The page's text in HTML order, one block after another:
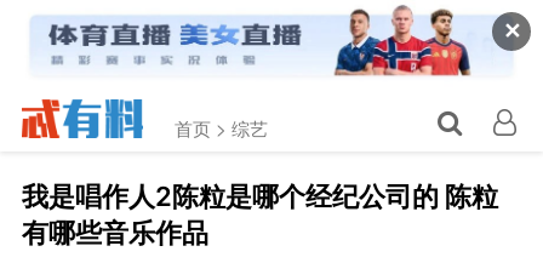
✕
首页 > 综艺
我是唱作人2陈粒是哪个经纪公司的 陈粒
有哪些音乐作品